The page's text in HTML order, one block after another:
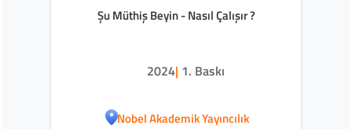
Şu Müthiş Beyin - Nasıl Çalışır ?
2024| 1. Baskı
Nobel Akademik Yayıncılık